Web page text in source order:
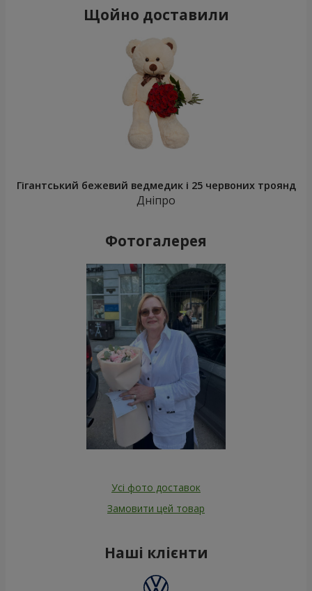
Щойно доставили
Гігантський бежевий ведмедик і 25 червоних троянд
Дніпро
Фотогалерея
Усі фото доставок
Замовити цей товар
Наші клієнти